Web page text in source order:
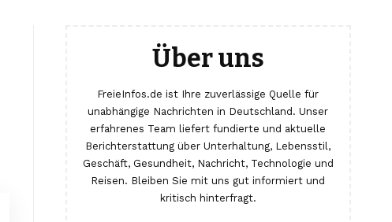
Über uns
FreieInfos.de ist Ihre zuverlässige Quelle für
unabhängige Nachrichten in Deutschland. Unser
erfahrenes Team liefert fundierte und aktuelle
Berichterstattung über Unterhaltung, Lebensstil,
Geschäft, Gesundheit, Nachricht, Technologie und
Reisen. Bleiben Sie mit uns gut informiert und
kritisch hinterfragt.